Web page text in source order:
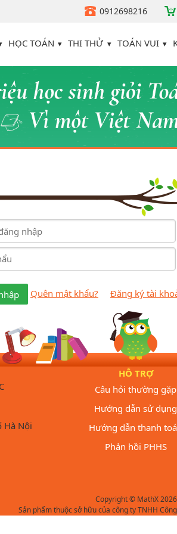
0912698216
HỌC TOÁN THI THỬ TOÁN VUI
Quên mật khẩu? Đăng ký tài
Hà Nội
HỖ TRỢ
Câu hỏi thường gặp
Hướng dẫn sử dụng
Hướng dẫn thanh
Phản hồi PHHS
Copyright © MathX 2026
Sản phẩm thuộc sở hữu của công ty TNHH